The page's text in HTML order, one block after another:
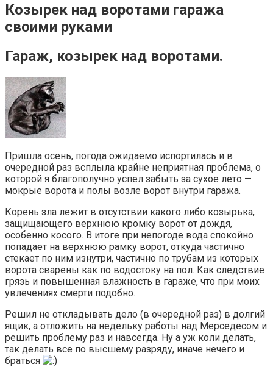
Козырек над воротами гаража
своими руками
Гараж, козырек над воротами.
Пришла осень, погода ожидаемо испортилась и в
очередной раз всплыла крайне неприятная проблема, о
которой я благополучно успел забыть за сухое лето —
мокрые ворота и полы возле ворот внутри гаража.
Корень зла лежит в отсутствии какого либо козырька,
защищающего верхнюю кромку ворот от дождя,
особенно косого. В итоге при непогоде вода спокойно
попадает на верхнюю рамку ворот, откуда частично
стекает по ним изнутри, частично по трубам из которых
ворота сварены как по водостоку на пол. Как следствие
грязь и повышенная влажность в гараже, что при моих
увлечениях смерти подобно.
Решил не откладывать дело (в очередной раз) в долгий
ящик, а отложить на недельку работы над Мерседесом и
решить проблему раз и навсегда. Ну а уж коли делать,
так делать все по высшему разряду, иначе нечего и
браться